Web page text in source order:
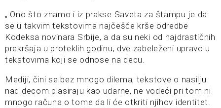
„ Ono što znamo i iz prakse Saveta za štampu je da
se u takvim tekstovima najčešće krše odredbe
Kodeksa novinara Srbije, a da su neki od najdrastičnih
prekršaja u proteklih godinu, dve zabeleženi upravo u
tekstovima koji se odnose na decu.
Mediji, čini se bez mnogo dilema, tekstove o nasilju
nad decom plasiraju kao udarne, ne vodeći pri tom ni
mnogo računa o tome da li će otkriti njihov identitet.